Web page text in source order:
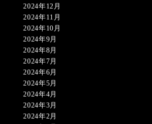
2024年12月
2024年11月
2024年10月
2024年9月
2024年8月
2024年7月
2024年6月
2024年5月
2024年4月
2024年3月
2024年2月